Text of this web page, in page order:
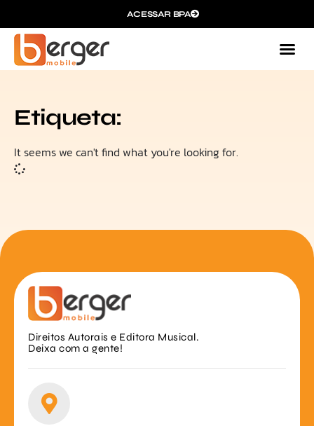
ACESSAR BPA
Etiqueta:
It seems we can't find what you're looking for.
Direitos Autorais e Editora Musical.
Deixa com a gente!